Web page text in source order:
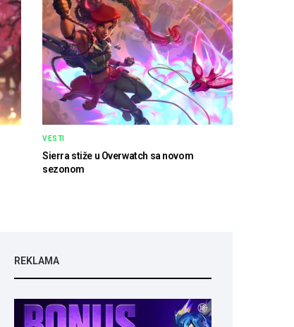
VESTI
Sierra stiže u Overwatch sa novom
sezonom
REKLAMA